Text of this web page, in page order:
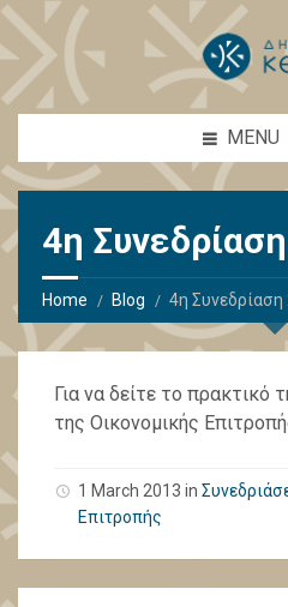
MENU
4η
Home Blog 4η Συνεδρίαση
Για να δείτε το πρακτικό
της Οικονομικής
1 March 2013 in
Επιτροπής